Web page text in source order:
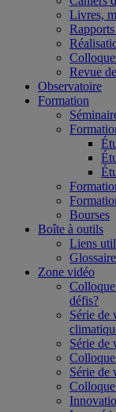
Livres,
Revue
Observatoire
Formation
Bourses
Boîte à outils
Liens
Glossaire
Zone vidéo
défis?
Série de
Série de
Série de